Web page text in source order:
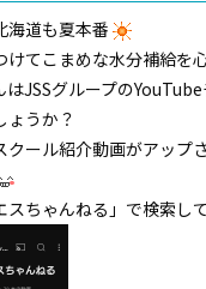
道も夏本番
けてこまめな水分補給を
はJSSグループの
ょうか？
クール紹介動画がアップ
スちゃんねる」で検索し